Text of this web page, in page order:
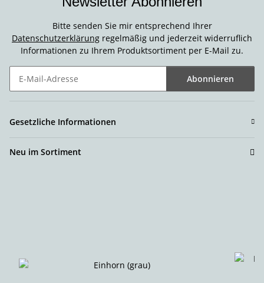
Bitte senden Sie mir entsprechend Ihrer
Datenschutzerklärung regelmäßig und jederzeit widerruflich
Informationen zu Ihrem Produktsortiment per E-Mail zu.
Abonnieren
Gesetzliche Informationen
Neu im Sortiment